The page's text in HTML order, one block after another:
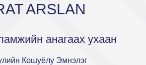
ARSLAN
анагаах ухаан
Кошуёлу Эмнэлэг